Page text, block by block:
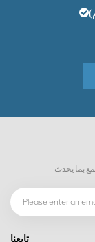
تابعنا